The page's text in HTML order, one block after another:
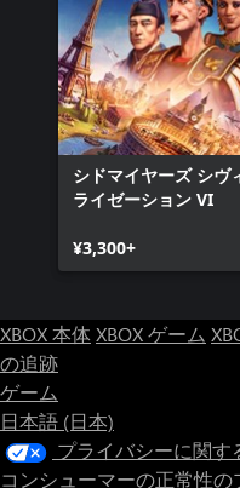
シドマイヤーズ シヴ
ライゼーション VI
¥3,300+
XBOX 本体XBOX ゲーム
の追跡
ゲーム
日本語 (日本)
プライバシーに関す
コンシューマーの正常性の